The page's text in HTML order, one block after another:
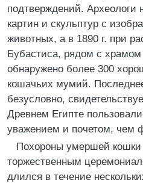
подтверждений. Археологи
картин и скульптур с
животных, а в 1890 г. при
Бубастиса, рядом с
обнаружено более 300
кошачьих мумий.
безусловно,
Древнем Египте
уважением и почетом, чем
Похороны умершей кошки
торжественным
длился в течение